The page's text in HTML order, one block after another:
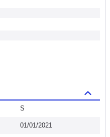
S
01/01/2021